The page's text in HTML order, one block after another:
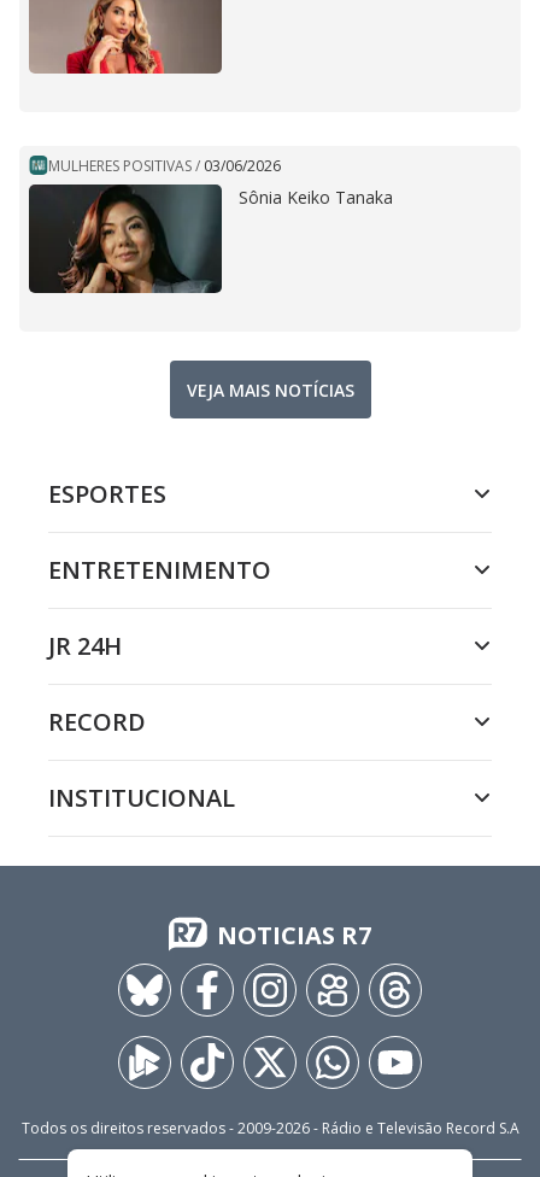
MULHERES POSITIVAS/ 03/06/2026
Sônia Keiko Tanaka
VEJA MAIS NOTÍCIAS
ESPORTES
ENTRETENIMENTO
JR 24H
RECORD
INSTITUCIONAL
NOTICIAS R7
Todos os direitos reservados - 2009-2026- Rádio e Televisão Record S.A